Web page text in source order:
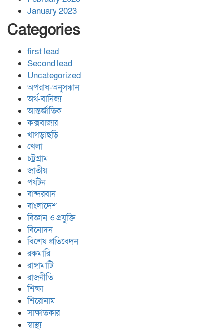
January 2023
Categories
first lead
Second lead
Uncategorized
অপরাধ-অনুসন্ধান
অর্থ-বানিজ্য
আন্তর্জাতিক
কক্সবাজার
খাগড়াছড়ি
খেলা
চট্রগ্রাম
জাতীয়
পর্যটন
বান্দরবান
বাংলাদেশ
বিজ্ঞান ও প্রযুক্তি
বিনোদন
বিশেষ প্রতিবেদন
রকমারি
রাঙ্গামাটি
রাজনীতি
শিক্ষা
শিরোনাম
সাক্ষাতকার
স্বাস্থ্য